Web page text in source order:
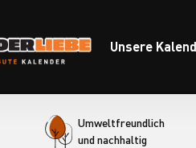
Unsere
Umweltfreundlich
und nachhaltig